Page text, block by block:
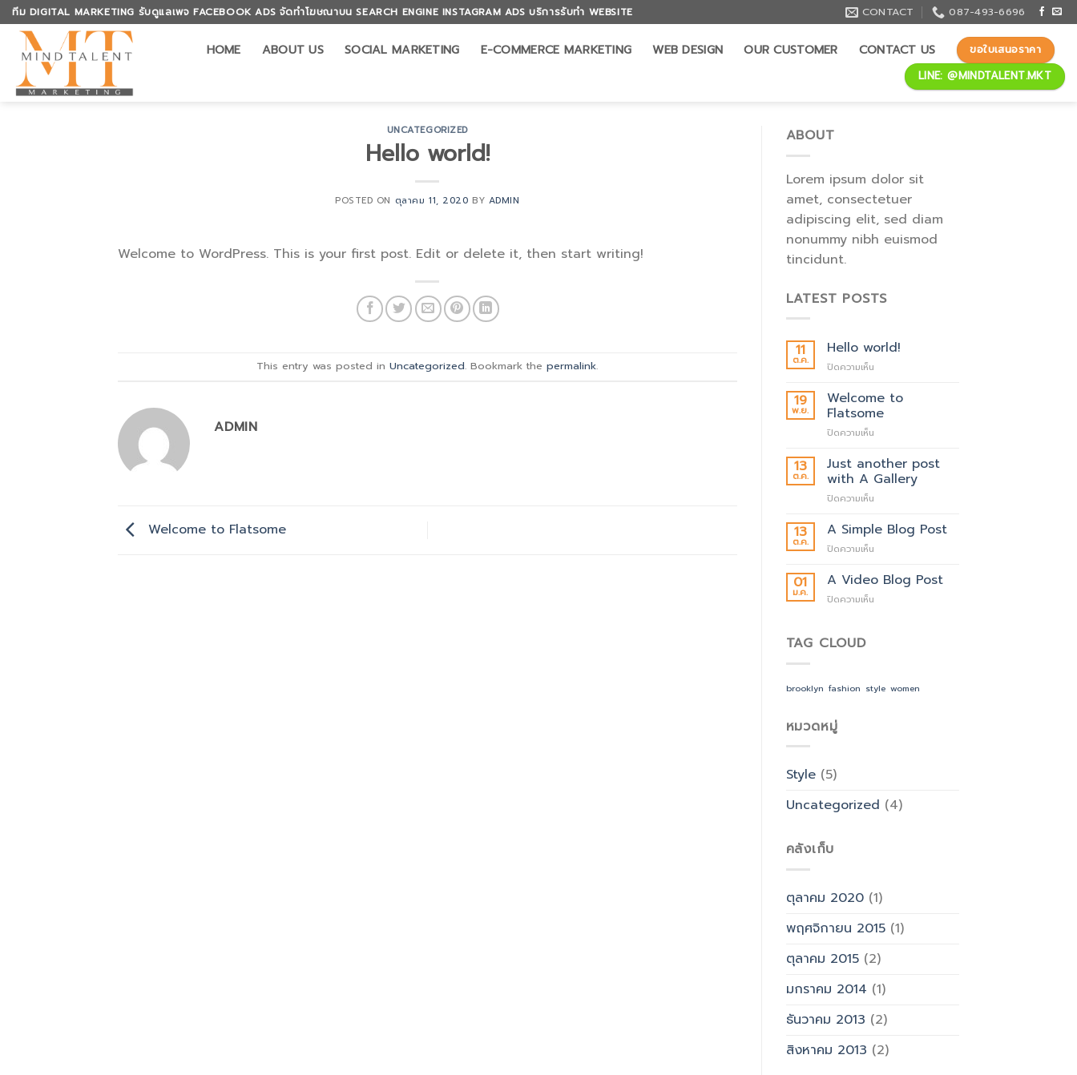
Skip
to
content
ทีม DIGITAL MARKETING รับดูแลเพจ FACEBOOK ADS จัดทำโฆษณาบน SEARCH ENGINE INSTAGRAM ADS บริการรับทำ WEBSITE CONTACT 087-493-6696
HOME ABOUT US SOCIAL MARKETING E-COMMERCE MARKETING WEB DESIGN OUR CUSTOMER CONTACT US
ขอใบเสนอราคา
LINE: @MINDTALENT.MKT
UNCATEGORIZED
Hello world!
POSTED ON ตุลาคม 11, 2020 BY ADMIN
Welcome to WordPress. This is your first post. Edit or delete it, then start writing!
This entry was posted inUncategorized. Bookmark thepermalink.
ADMIN
Welcome to Flatsome
ABOUT
Lorem ipsum dolor sit
amet, consectetuer
adipiscing elit, sed diam
nonummy nibh euismod
tincidunt.
LATEST POSTS
11
ต.ค.
Hello world!
ปิดความเห็นบน
world!
19
พ.ย.
Welcome to
Flatsome
ปิดความเห็นบน
to
Flatsome
13
ต.ค.
Just another post
with A Gallery
ปิดความเห็นบน
another
with
Gallery
13
ต.ค.
A Simple Blog Post
ปิดความเห็นบน
Simple
Post
01
ม.ค.
A Video Blog Post
ปิดความเห็นบน
TAG CLOUD
brooklyn fashion style women
หมวดหมู่
Style(5)
Uncategorized (4)
คลังเก็บ
ตุลาคม 2020(1)
พฤศจิกายน 2015(1)
ตุลาคม 2015(2)
มกราคม 2014 (1)
ธันวาคม 2013 (2)
สิงหาคม 2013 (2)